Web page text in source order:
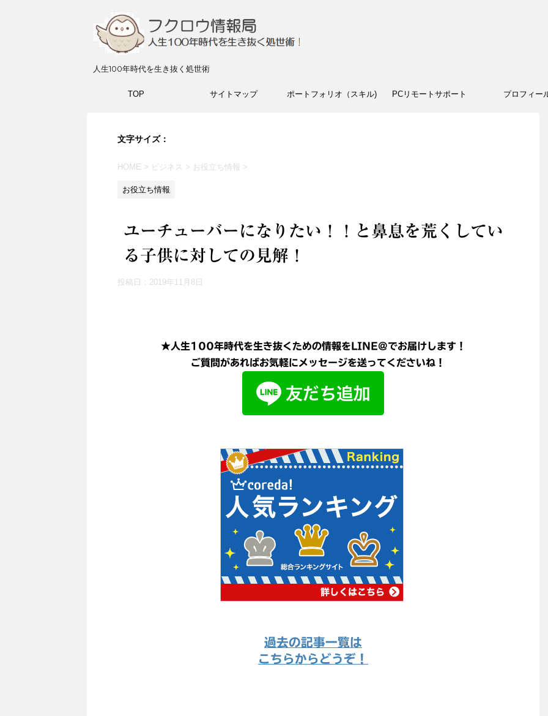
人生100年時代を生き抜く処世術
TOP サイトマップ ポートフォリオ（スキル) PCリモートサポート プロフィー
文字サイズ：
HOME > ビジネス > お役立ち情報 >
お役立ち情報
ユーチューバーになりたい！！と鼻息を荒くしてい
る子供に対しての見解！
投稿日： 2019年11月8日
★人生100年時代を生き抜くための情報をLINE@でお届けします！
ご質問があればお気軽にメッセージを送ってくださいね！
過去の記事一覧は
こちらからどうぞ！